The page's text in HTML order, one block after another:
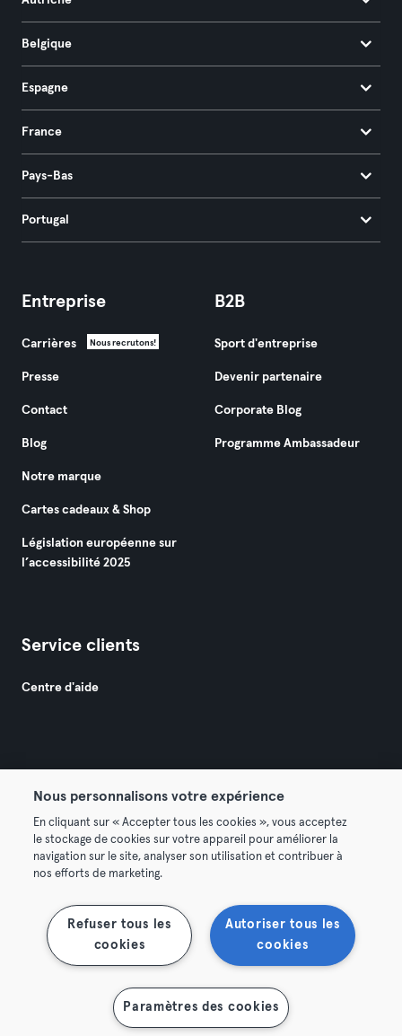
Belgique
Espagne
France
Pays-Bas
Portugal
Entreprise
Carrières Nous recrutons!
Presse
Contact
Blog
Notre marque
Cartes cadeaux & Shop
Législation européenne sur
l’accessibilité 2025
B2B
Sport d'entreprise
Devenir partenaire
Corporate Blog
Programme Ambassadeur
Service clients
Centre d'aide
Conditions générales Politique de confidentialité
Mentions légales Résilier les contrats ici
Se rétracter ici
Nous personnalisons votre expérience
En cliquant sur « Accepter tous les cookies », vous acceptez
le stockage de cookies sur votre appareil pour améliorer la
navigation sur le site, analyser son utilisation et contribuer à
nos efforts de marketing.
Autoriser tous les
cookies
Refuser tous les
cookies
Paramètres des cookies